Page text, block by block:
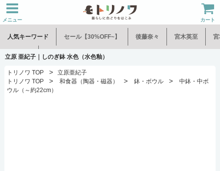
メニュー カート
人気キーワード セール【30%OFF~】 後藤奈々 宮木英至 宮
水谷和音 児玉修治
立原 亜紀子｜しのぎ鉢 水色（水色釉）
トリノワ TOP >
立原亜紀子
トリノワ TOP
> 和食器（陶器・磁器） > 鉢・ボウル >
中鉢・中ボ
ウル（～約22cm）